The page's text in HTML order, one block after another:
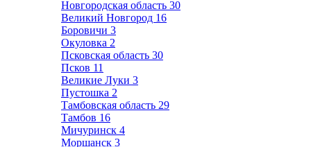
Новгородская область 30
Великий Новгород 16
Боровичи 3
Окуловка 2
Псковская область 30
Псков 11
Великие Луки 3
Пустошка 2
Тамбовская область 29
Тамбов 16
Мичуринск 4
Моршанск 3